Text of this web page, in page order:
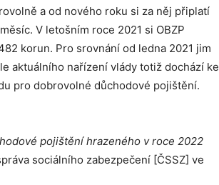
a od nového roku si za něj připlatí
V letošním roce 2021 si OBZP
korun. Pro srovnání od ledna 2021 jim
aktuálního nařízení vlády totiž dochází ke
pro dobrovolné důchodové pojištění.
pojištění hrazeného v roce 2022
sociálního zabezpečení [ČSSZ] ve